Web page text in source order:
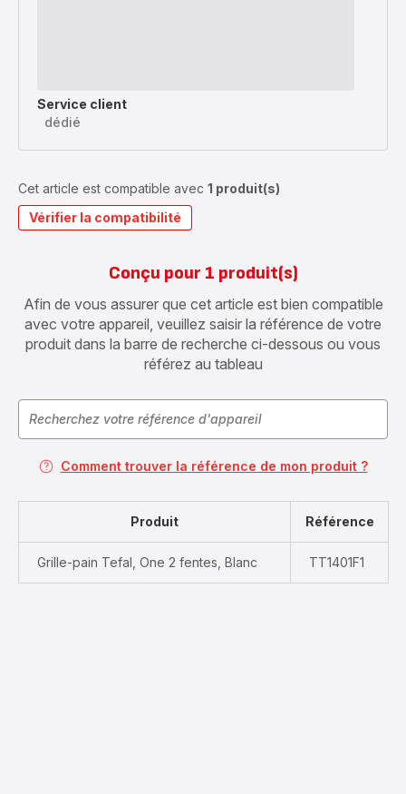
Service client
dédié
Cet article est compatible avec 1 produit(s)
Vérifier la compatibilité
Conçu pour 1 produit(s)
Afin de vous assurer que cet article est bien compatible
avec votre appareil, veuillez saisir la référence de votre
produit dans la barre de recherche ci-dessous ou vous
référez au tableau
Comment trouver la référence de mon produit ?
Produit Référence
Grille-pain Tefal, One 2 fentes, Blanc TT1401F1